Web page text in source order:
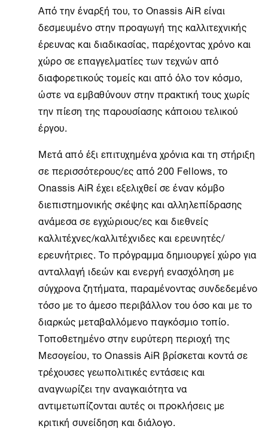
Από την έναρξή του, τοOnassis AiRείναι
δεσμευμένο στην προαγωγή της καλλιτεχνικής
έρευνας και διαδικασίας, παρέχοντας χρόνο και
χώρο σε επαγγελματίες των τεχνών από
διαφορετικούς τομείς και από όλο τον κόσμο,
ώστε να εμβαθύνουν στην πρακτική τους χωρίς
την πίεση της παρουσίασης κάποιου τελικού
έργου.
Μετά από έξι επιτυχημένα χρόνια και τη στήριξη
σε περισσότερους/ες από 200 Fellows, το
Onassis AiRέχει εξελιχθεί σε έναν κόμβο
διεπιστημονικής σκέψης και αλληλεπίδρασης
ανάμεσα σε εγχώριους/ες και διεθνείς
καλλιτέχνες/καλλιτέχνιδες και ερευνητές/
ερευνήτριες. Το πρόγραμμα δημιουργεί χώρο για
ανταλλαγή ιδεών και ενεργή ενασχόληση με
σύγχρονα ζητήματα, παραμένοντας συνδεδεμένο
τόσο με το άμεσο περιβάλλον του όσο και με το
διαρκώς μεταβαλλόμενο παγκόσμιο τοπίο.
Τοποθετημένο στην ευρύτερη περιοχή της
Μεσογείου, τοOnassis AiR βρίσκεται κοντά σε
τρέχουσες γεωπολιτικές εντάσεις και
αναγνωρίζει την αναγκαιότητα να
αντιμετωπίζονται αυτές οι προκλήσεις με
κριτική συνείδηση και διάλογο.